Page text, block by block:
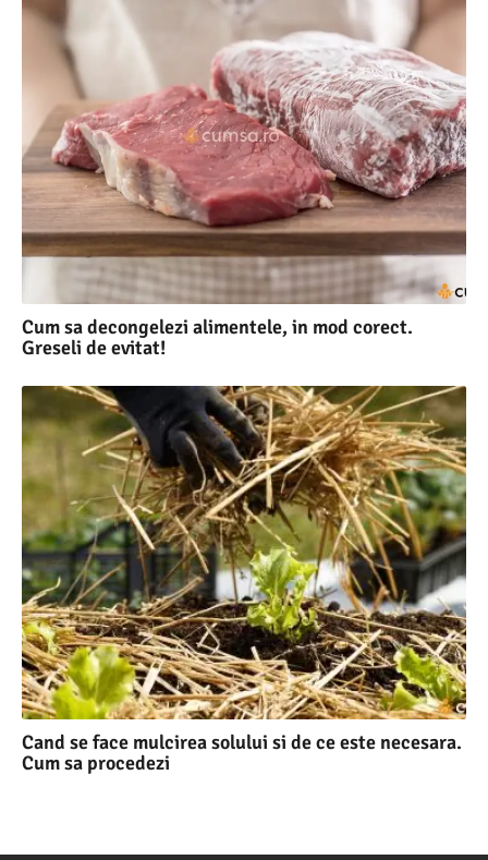
Cum sa decongelezi alimentele, in mod corect.
Greseli de evitat!
Cand se face mulcirea solului si de ce este necesara.
Cum sa procedezi